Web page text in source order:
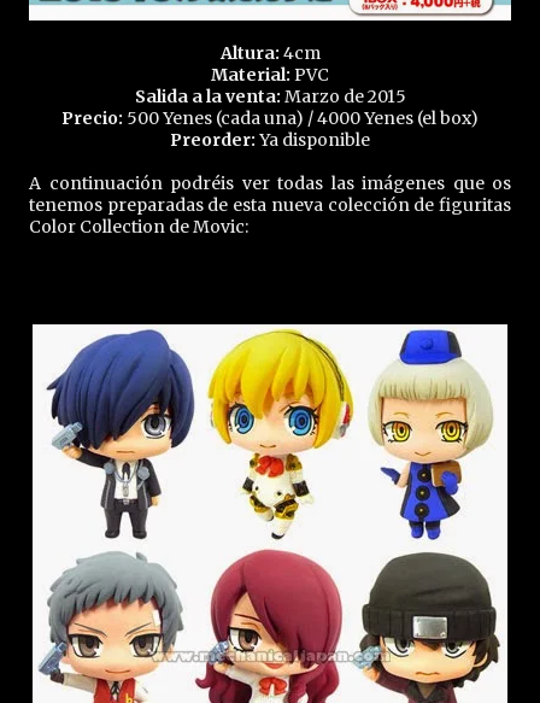
Altura: 4cm
Material: PVC
Salida a la venta: Marzo de 2015
Precio: 500 Yenes (cada una) / 4000 Yenes (el box)
Preorder: Ya disponible
A continuación podréis ver todas las imágenes que os
tenemos preparadas de esta nueva colección de figuritas
Color Collection de Movic: